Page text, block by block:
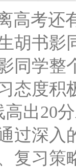
高考还
胡书影
同学整
态度积
出20
过深
复习策